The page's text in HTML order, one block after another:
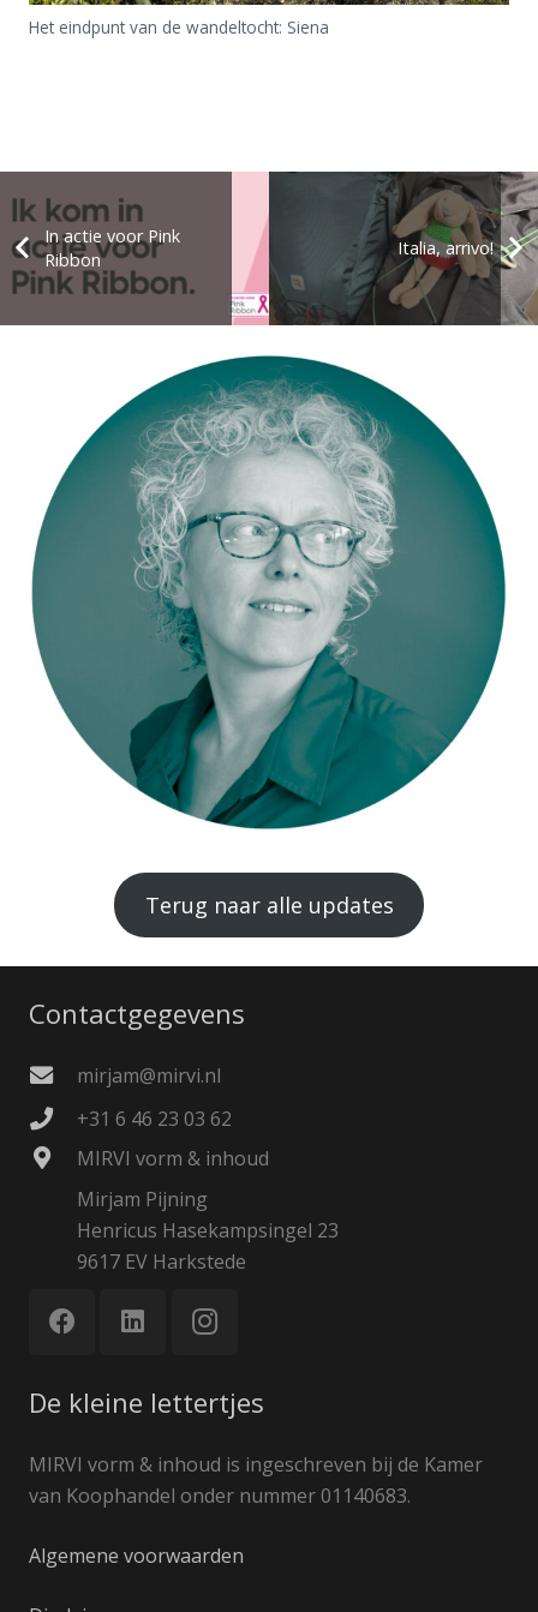
Het eindpunt van de wandeltocht: Siena
In actie voor Pink
Ribbon
Italia, arrivo!
Terug naar alle updates
Contactgegevens
mirjam@mirvi.nl
+31 6 46 23 03 62
MIRVI vorm & inhoud
Mirjam Pijning
Henricus Hasekampsingel 23
9617 EV Harkstede
De kleine lettertjes
MIRVI vorm & inhoud is ingeschreven bij de Kamer
van Koophandel onder nummer 01140683.
Algemene voorwaarden